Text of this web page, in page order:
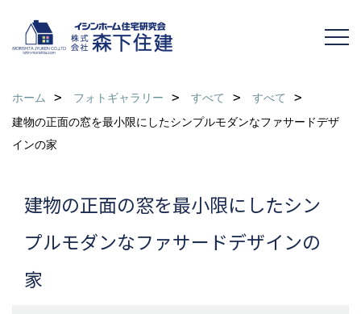
ホーム フォトギャラリー すべて
すべて
建物の正面の窓を最小限にしたシンプルモダンなファサードデザ
インの家
建物の正面の窓を最小限にしたシン
プルモダンなファサードデザインの
家